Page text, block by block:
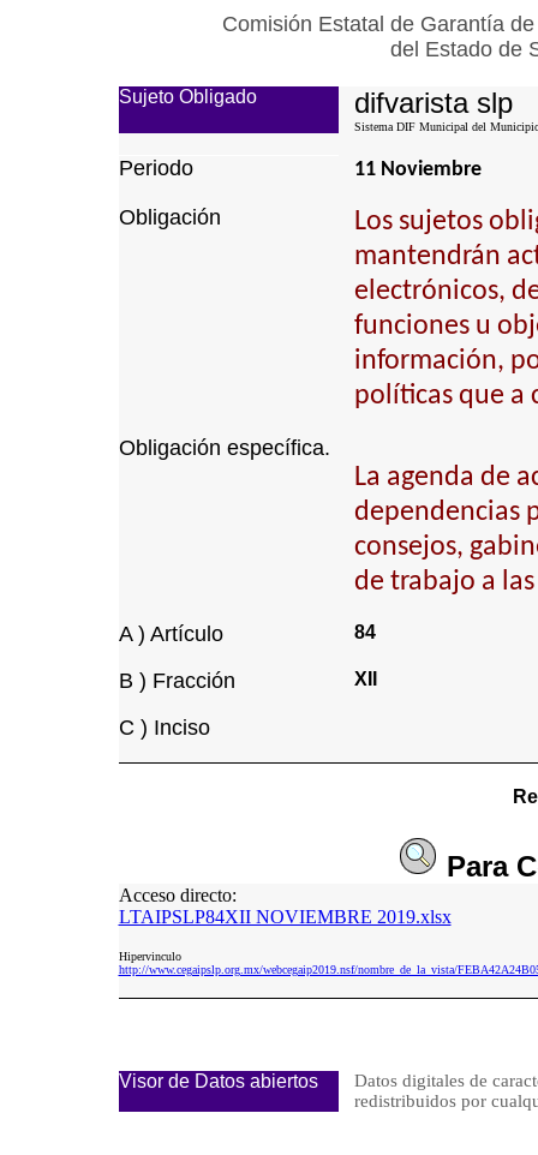
Comisión Estatal de Garantía
del Estado de
Sujeto Obligado difvarista slp
Sistema DIF Municipal del
Periodo 11 Noviembre
Obligación
Los sujetos
mantendrán
electrónicos,
funciones u
información,
políticas que a
Obligación específica.
La agenda de
dependencias
consejos,
de trabajo a
A ) Artículo 84
B ) Fracción XII
C ) Inciso
Para
Acceso directo:
LTAIPSLP84XII NOVIEMBRE 2019.xlsx
Hipervinculo
http://www.cegaipslp.org.mx/webcegaip2019.nsf/nombre_de_la_vista/
Visor de Datos abiertos
Datos digitales de
redistribuidos por